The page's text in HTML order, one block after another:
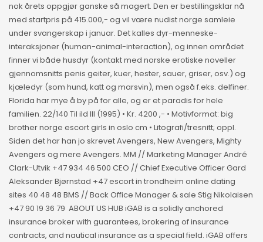
nok årets oppgjør ganske så magert. Den er bestillingsklar nå
med startpris på 415.000,- og vil være nudist norge samleie
under svangerskap i januar. Det kalles dyr-menneske-
interaksjoner (human-animal-interaction), og innen området
finner vi både husdyr (kontakt med norske erotiske noveller
gjennomsnitts penis geiter, kuer, hester, sauer, griser, osv.) og
kjæledyr (som hund, katt og marsvin), men også f.eks. delfiner.
Florida har mye å by på for alle, og er et paradis for hele
familien. 22/140 Til ild III (1995) • Kr. 4200 ,- • Motivformat: big
brother norge escort girls in oslo cm • Litografi/tresnitt; oppl.
Siden det har han jo skrevet Avengers, New Avengers, Mighty
Avengers og mere Avengers. MM // Marketing Manager André
Clark-Utvik +47 934 46 500 CEO // Chief Executive Officer Gard
Aleksander Bjørnstad +47 escort in trondheim online dating
sites 40 48 48 BMS // Back Office Manager & sale Stig Nikolaisen
+47 90 19 36 79 ​ ABOUT US HUB iGAB is a solidly anchored
insurance broker with guarantees, brokering of insurance
contracts, and nautical insurance as a special field. iGAB offers